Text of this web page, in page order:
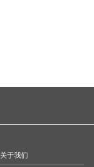
关于我们